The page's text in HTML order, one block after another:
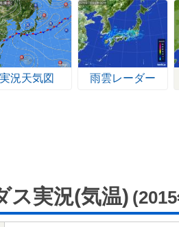
実況天気図 雨雲レーダー
ス実況(気温)